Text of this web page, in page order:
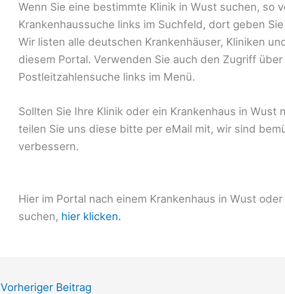
Wenn Sie eine bestimmte Klinik in Wust suchen, so
Krankenhaussuche links im Suchfeld, dort geben
Wir listen alle deutschen Krankenhäuser, Kliniken
diesem Portal. Verwenden Sie auch den Zugriff über
Postleitzahlensuche links im Menü.
Sollten Sie Ihre Klinik oder ein Krankenhaus in Wust
teilen Sie uns diese bitte per eMail mit, wir sind
verbessern.
Hier im Portal nach einem Krankenhaus in Wust
suchen, hier klicken.
Vorheriger Beitrag